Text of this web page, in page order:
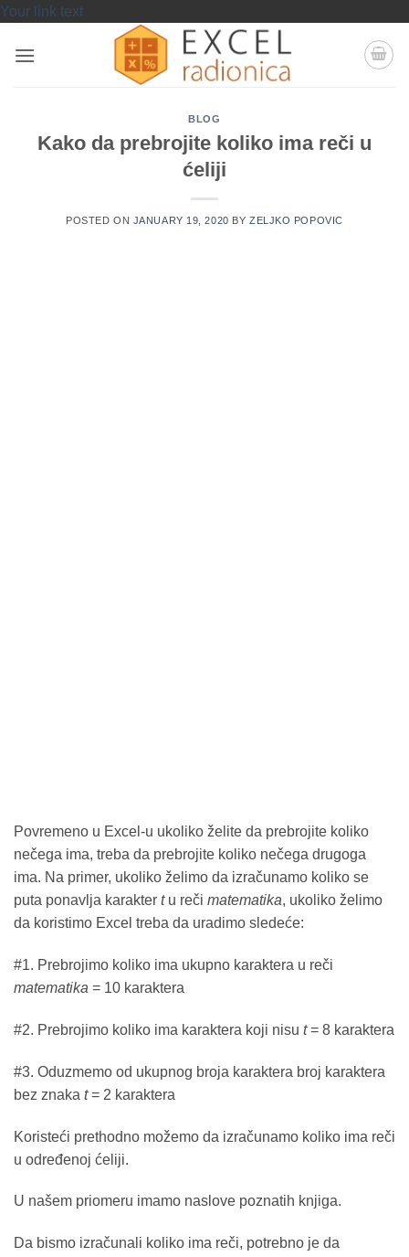
Your link textSkip
content
BLOG
Kako da prebrojite koliko ima reči u
ćeliji
POSTED ON JANUARY 19, 2020 BY ZELJKO POPOVIC
Povremeno u Excel-u ukoliko želite da prebrojite koliko
nečega ima, treba da prebrojite koliko nečega drugoga
ima. Na primer, ukoliko želimo da izračunamo koliko se
puta ponavlja karakter tu reči matematika, ukoliko želimo
da koristimo Excel treba da uradimo sledeće:
#1. Prebrojimo koliko ima ukupno karaktera u reči
matematika = 10 karaktera
#2. Prebrojimo koliko ima karaktera koji nisu t= 8 karaktera
#3. Oduzmemo od ukupnog broja karaktera broj karaktera
bez znaka t= 2 karaktera
Koristeći prethodno možemo da izračunamo koliko ima reči
u određenoj ćeliji.
U našem priomeru imamo naslove poznatih knjiga.
Da bismo izračunali koliko ima reči, potrebno je da